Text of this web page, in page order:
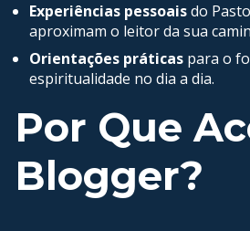
Experiências pessoaisdo
aproximam o leitor da sua
Orientações práticas para o
espiritualidade no dia a dia.
Por Que
Blogger?